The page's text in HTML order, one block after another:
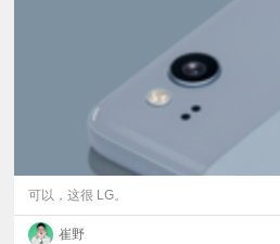
可以，这很 LG。
崔野